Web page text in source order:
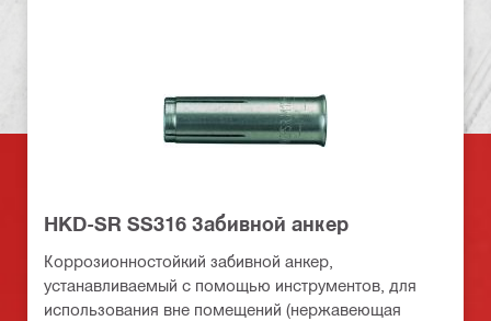
HKD-SR SS316 Забивной анкер
Коррозионностойкий забивной анкер,
устанавливаемый с помощью инструментов, для
использования вне помещений (нержавеющая